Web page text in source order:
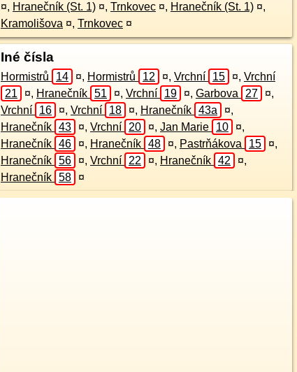
¤, Hranečník (St. 1) ¤, Trnkovec ¤, Hranečník (St. 1) ¤,
Kramolišova ¤, Trnkovec ¤
Iné čísla
Hormistrů 14 ¤, Hormistrů 12 ¤, Vrchní 15 ¤, Vrchní
21
¤, Hranečník 51 ¤, Vrchní 19 ¤, Garbova 27 ¤,
Vrchní
16 ¤, Vrchní 18 ¤, Hranečník 43a ¤,
Hranečník 43 ¤, Vrchní 20 ¤, Jan Marie 10 ¤,
Hranečník 46 ¤, Hranečník 48 ¤, Pastrňákova 15 ¤,
Hranečník 56 ¤, Vrchní 22 ¤, Hranečník 42 ¤,
Hranečník 58 ¤